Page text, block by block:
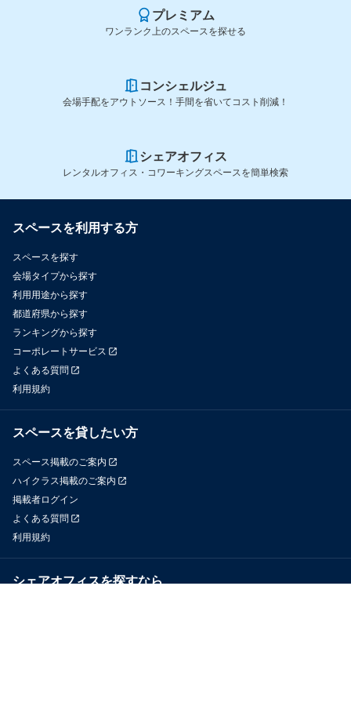
プレミアム
ワンランク上のスペースを探せる
コンシェルジュ
会場手配をアウトソース！手間を省いてコスト削減！
シェアオフィス
レンタルオフィス・コワーキングスペースを簡単検索
スペースを利用する方
スペースを探す
会場タイプから探す
利用用途から探す
都道府県から探す
ランキングから探す
コーポレートサービス
よくある質問
利用規約
スペースを貸したい方
スペース掲載のご案内
ハイクラス掲載のご案内
掲載者ログイン
よくある質問
利用規約
シェアオフィスを探すなら